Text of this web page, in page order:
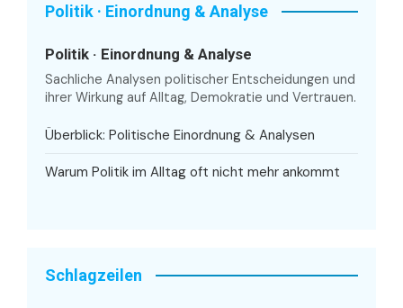
Politik · Einordnung & Analyse
Politik · Einordnung & Analyse
Sachliche Analysen politischer Entscheidungen und
ihrer Wirkung auf Alltag, Demokratie und Vertrauen.
Überblick: Politische Einordnung & Analysen
Warum Politik im Alltag oft nicht mehr ankommt
Schlagzeilen